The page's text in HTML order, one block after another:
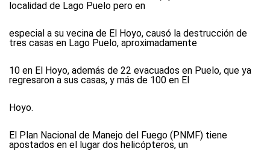
localidad de Lago Puelo pero en
especial a su vecina de El Hoyo, causó la destrucción de
tres casas en Lago Puelo, aproximadamente
10 en El Hoyo, además de 22 evacuados en Puelo, que ya
regresaron a sus casas, y más de 100 en El
Hoyo.
El Plan Nacional de Manejo del Fuego (PNMF) tiene
apostados en el lugar dos helicópteros, un